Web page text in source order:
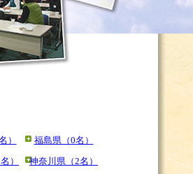
）
福島県（0名）
）
神奈川県（2名）